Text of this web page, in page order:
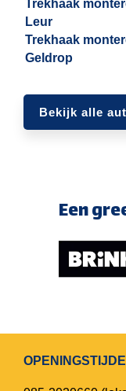
Trekhaak
Leur
Trekhaak
Geldrop
Bekijk alle
Een